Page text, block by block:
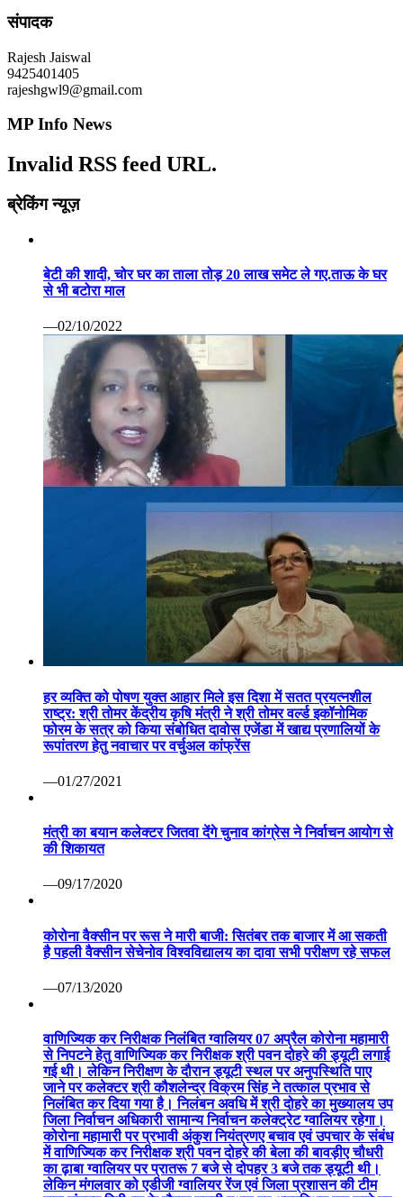
संपादक
Rajesh Jaiswal
9425401405
rajeshgwl9@gmail.com
MP Info News
Invalid RSS feed URL.
ब्रेकिंग न्यूज़
बेटी की शादी, चोर घर का ताला तोड़ 20 लाख समेट ले गए.ताऊ के घर
से भी बटोरा माल
—02/10/2022
हर व्यक्ति को पोषण युक्त आहार मिले इस दिशा में सतत प्रयत्नशील
राष्ट्र: श्री तोमर केंद्रीय कृषि मंत्री ने श्री तोमर वर्ल्ड इकॉनोमिक
फोरम के सत्र को किया संबोधित दावोस एजेंडा में खाद्य प्रणालियों के
रूपांतरण हेतु नवाचार पर वर्चुअल कांफ्रेंस
—01/27/2021
मंत्री का बयान कलेक्टर जितवा देंगे चुनाव कांग्रेस ने निर्वाचन आयोग से
की शिकायत
—09/17/2020
कोरोना वैक्सीन पर रूस ने मारी बाजी: सितंबर तक बाजार में आ सकती
है पहली वैक्सीन सेचेनोव विश्वविद्यालय का दावा सभी परीक्षण रहे सफल
—07/13/2020
वाणिज्यिक कर निरीक्षक निलंबित ग्वालियर 07 अप्रैल कोरोना महामारी
से निपटने हेतु वाणिज्यिक कर निरीक्षक श्री पवन दोहरे की ड्यूटी लगाई
गई थी। लेकिन निरीक्षण के दौरान ड्यूटी स्थल पर अनुपस्थिति पाए
जाने पर कलेक्टर श्री कौशलेन्द्र विक्रम सिंह ने तत्काल प्रभाव से
निलंबित कर दिया गया है। निलंबन अवधि में श्री दोहरे का मुख्यालय उप
जिला निर्वाचन अधिकारी सामान्य निर्वाचन कलेक्ट्रेट ग्वालियर रहेगा।
कोरोना महामारी पर प्रभावी अंकुश नियंत्रणए बचाव एवं उपचार के संबंध
में वाणिज्यिक कर निरीक्षक श्री पवन दोहरे की बेला की बावड़ीए चौधरी
का ढ़ाबा ग्वालियर पर प्रातरू 7 बजे से दोपहर 3 बजे तक ड्यूटी थी।
लेकिन मंगलवार को एडीजी ग्वालियर रेंज एवं जिला प्रशासन की टीम